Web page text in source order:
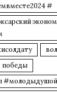
#
победы
#молодыдушой